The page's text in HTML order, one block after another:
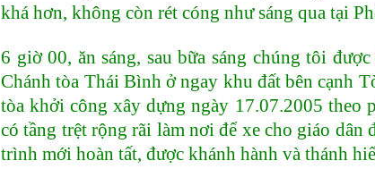
khá hơn, không còn rét cóng như sáng qua tại
6 giờ 00, ăn sáng, sau bữa sáng chúng tôi
Chánh tòa Thái Bình ở ngay khu đất bên cạnh
tòa khởi công xây dựng ngày 17.07.2005 theo
có tầng trệt rộng rãi làm nơi để xe cho giáo dân
trình mới hoàn tất, được khánh hành và thánh